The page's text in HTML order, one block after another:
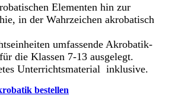
Elementen hin zur
in der Wahrzeichen akrobatisch
umfassende Akrobatik-
die Klassen 7-13 ausgelegt.
Unterrichtsmaterial inklusive.
bestellen